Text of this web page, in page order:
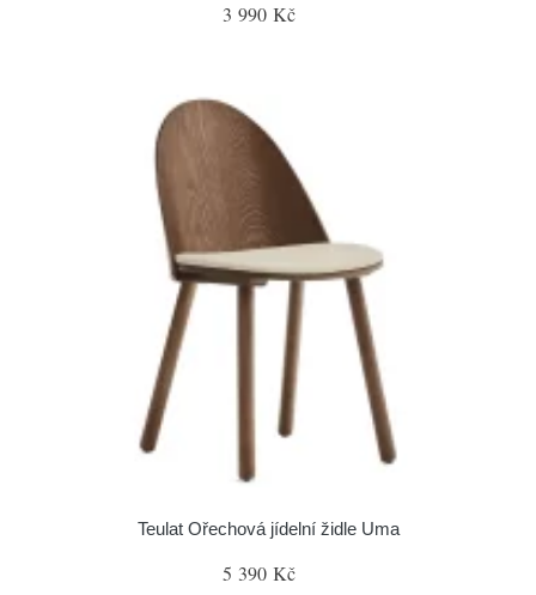
3 990 Kč
Teulat Ořechová jídelní židle Uma
5 390 Kč